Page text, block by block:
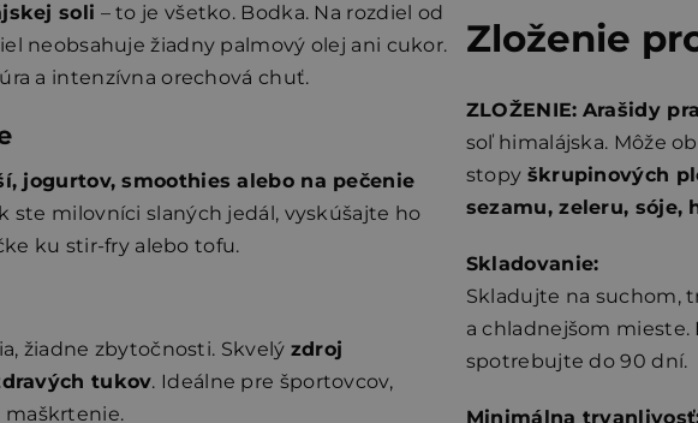
soli – to je všetko. Bodka. Na rozdiel od
neobsahuje žiadny palmový olej ani cukor.
a intenzívna orechová chuť.
jogurtov, smoothies alebo na pečenie
ste milovníci slaných jedál, vyskúšajte ho
ku stir-fry alebo tofu.
žiadne zbytočnosti. Skvelý zdroj
tukov. Ideálne pre športovcov,
maškrtenie.
Zloženie
ZLOŽENIE: Arašidy
soľ himalájska. Môže
stopy škrupinových
sezamu, zeleru, sóje,
Skladovanie:
Skladujte na suchom,
a chladnejšom mieste.
spotrebujte do 90 dní.
Minimálna